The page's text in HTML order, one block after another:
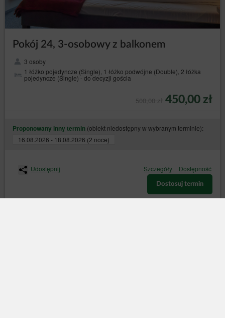
Pokój 24, 3-osobowy z balkonem
3 osoby
1 łóżko pojedyncze (Single), 1 łóżko podwójne (Double), 2 łóżka
pojedyncze (Single) - do decyzji gościa
500,00 zł 450,00 zł
Proponowany inny termin (obiekt niedostępny w wybranym terminie):
16.08.2026 - 18.08.2026 (2 noce)
Udostępnij Szczegóły Dostępność
Dostosuj termin